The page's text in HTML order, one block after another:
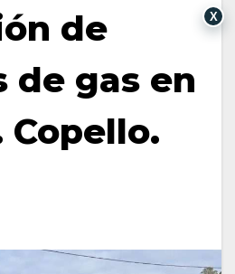
de
de gas en
Copello.
X